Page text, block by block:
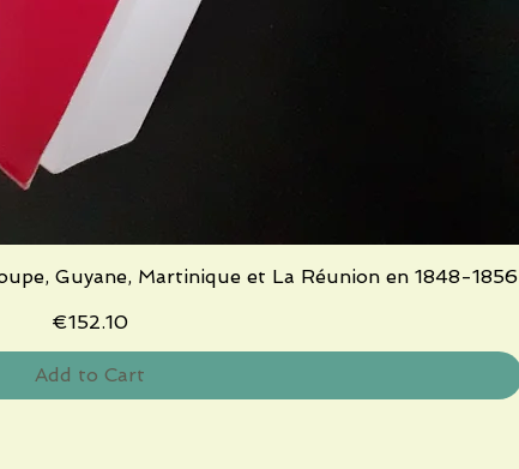
Quick View
Guyane, Martinique et La Réunion en 1848-1856
Price
€152.10
Add to Cart